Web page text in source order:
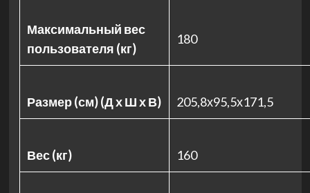
Максимальный вес
пользователя (кг)
180
Размер (см) (Д х Ш х В) 205,8х95,5х171,5
Вес (кг) 160